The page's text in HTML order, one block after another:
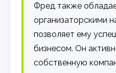
Фред также
организаторскими
позволяет ему
бизнесом. Он
собственную